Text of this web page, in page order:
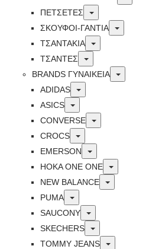
ΠΕΤΣΈΤΕΣ
Toggle
ΣΚΟΥΦΟΙ-ΓΑΝΤΙΑ
Toggle
ΤΣΑΝΤΑΚΙΑ
Toggle
ΤΣΑΝΤΕΣ
Toggle
BRANDS ΓΥΝΑΙΚΕΊΑ
Toggle
ADIDAS
Toggle
ASICS
Toggle
CONVERSE
Toggle
CROCS
Toggle
EMERSON
Toggle
HOKA ONE ONE
Toggle
NEW BALANCE
Toggle
PUMA
Toggle
SAUCONY
Toggle
SKECHERS
Toggle
TOMMY JEANS
Toggle